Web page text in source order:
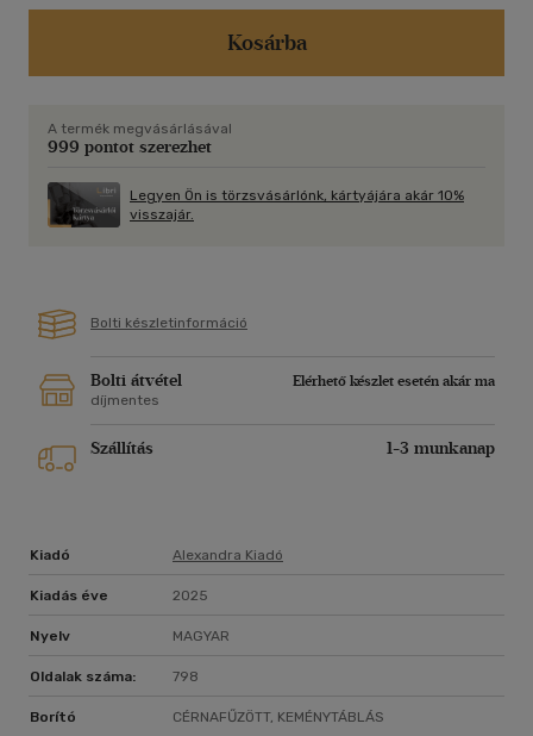
Kosárba
A termék megvásárlásával
999 pontot szerezhet
Legyen Ön is törzsvásárlónk, kártyájára akár 10%
visszajár.
Bolti készletinformáció
Bolti átvétel
Elérhető készlet esetén akár ma
díjmentes
Szállítás 1-3 munkanap
Kiadó Alexandra Kiadó
Kiadás éve 2025
Nyelv MAGYAR
Oldalak száma: 798
Borító CÉRNAFŰZÖTT, KEMÉNYTÁBLÁS